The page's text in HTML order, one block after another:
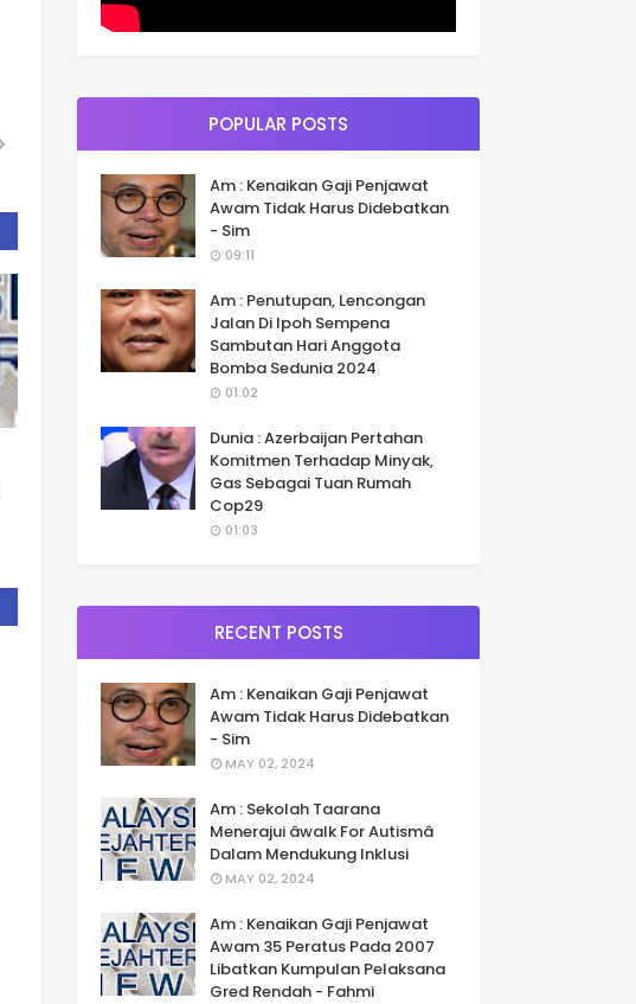
POPULAR POSTS
Am : Kenaikan Gaji Penjawat
Awam Tidak Harus Didebatkan
- Sim
09:11
Am : Penutupan, Lencongan
Jalan Di Ipoh Sempena
Sambutan Hari Anggota
Bomba Sedunia 2024
01:02
Dunia : Azerbaijan Pertahan
Komitmen Terhadap Minyak,
Gas Sebagai Tuan Rumah
Cop29
01:03
RECENT POSTS
Am : Kenaikan Gaji Penjawat
Awam Tidak Harus Didebatkan
- Sim
MAY 02, 2024
Am : Sekolah Taarana
Menerajui âwalk For Autismâ
Dalam Mendukung Inklusi
MAY 02, 2024
Am : Kenaikan Gaji Penjawat
Awam 35 Peratus Pada 2007
Libatkan Kumpulan Pelaksana
Gred Rendah - Fahmi